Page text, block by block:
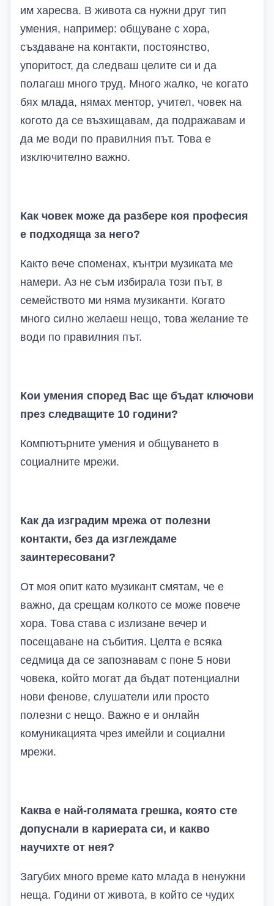
им харесва. В живота са нужни друг тип
умения, например: общуване с хора,
създаване на контакти, постоянство,
упоритост, да следваш целите си и да
полагаш много труд. Много жалко, че когато
бях млада, нямах ментор, учител, човек на
когото да се възхищавам, да подражавам и
да ме води по правилния път. Това е
изключително важно.
Как човек може да разбере коя професия
е подходяща за него?
Както вече споменах, кънтри музиката ме
намери. Аз не съм избирала този път, в
семейството ми няма музиканти. Когато
много силно желаеш нещо, това желание те
води по правилния път.
Кои умения според Вас ще бъдат ключови
през следващите 10 години?
Компютърните умения и общуването в
социалните мрежи.
Как да изградим мрежа от полезни
контакти, без да изглеждаме
заинтересовани?
От моя опит като музикант смятам, че е
важно, да срещам колкото се може повече
хора. Това става с излизане вечер и
посещаване на събития. Целта е всяка
седмица да се запознавам с поне 5 нови
човека, който могат да бъдат потенциални
нови фенове, слушатели или просто
полезни с нещо. Важно е и онлайн
комуникацията чрез имейли и социални
мрежи.
Каква е най-голямата грешка, която сте
допуснали в кариерата си, и какво
научихте от нея?
Загубих много време като млада в ненужни
неща. Години от живота, в който се чудих